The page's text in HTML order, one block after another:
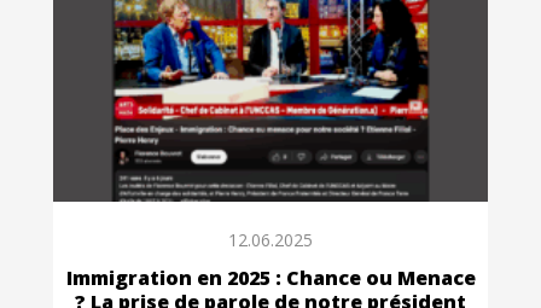
12.06.2025
Immigration en 2025 : Chance ou Menace
? La prise de parole de notre président